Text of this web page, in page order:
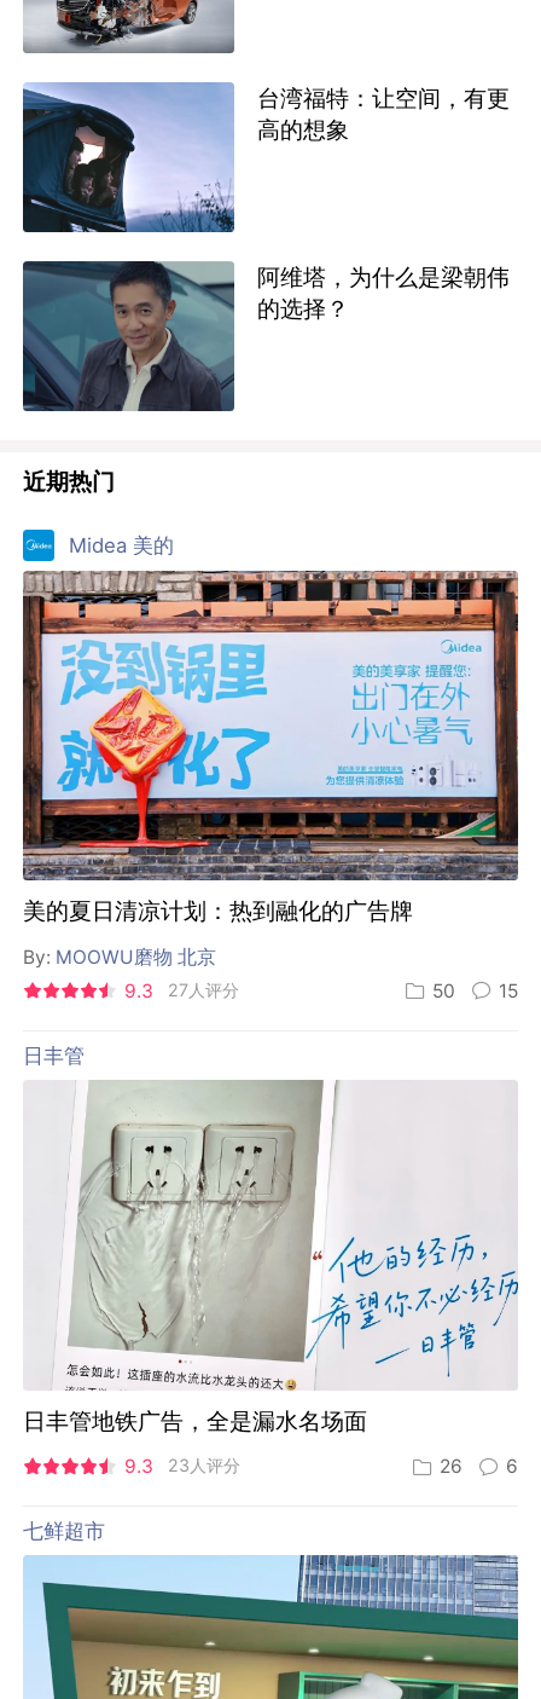
台湾福特：让空间，有更
高的想象
阿维塔，为什么是梁朝伟
的选择？
近期热门
Midea 美的
美的夏日清凉计划：热到融化的广告牌
By: MOOWU磨物 北京
9.3
27人评分 50 15
日丰管
日丰管地铁广告，全是漏水名场面
9.3 23人评分 26 6
七鲜超市